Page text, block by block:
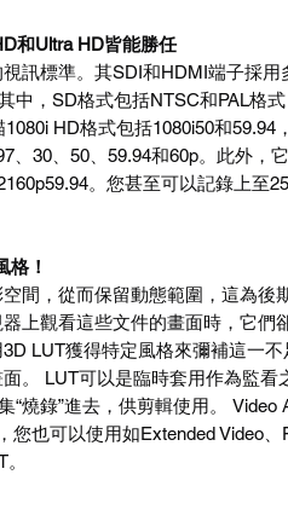
和Ultra HD皆能勝任
訊標準。其SDI和HDMI端子採用
中，SD格式包括NTSC和PAL格
HD格式包括1080i50和59.94
、30、50、59.94和60p。此外，
。您甚至可以記錄上至
格！
間，從而保留動態範圍，這為後
上觀看這些文件的畫面時，它們
LUT獲得特定風格來彌補這一
。 LUT可以是臨時套用作為監看
“燒錄”進去，供剪輯使用。 Video
也可以使用如Extended Video、